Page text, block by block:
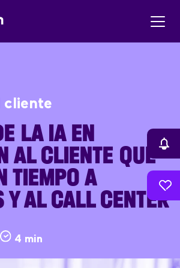
cliente
LA IA EN
AL CLIENTE QUE
TIEMPO A
Y AL CALL CENTER
4 min